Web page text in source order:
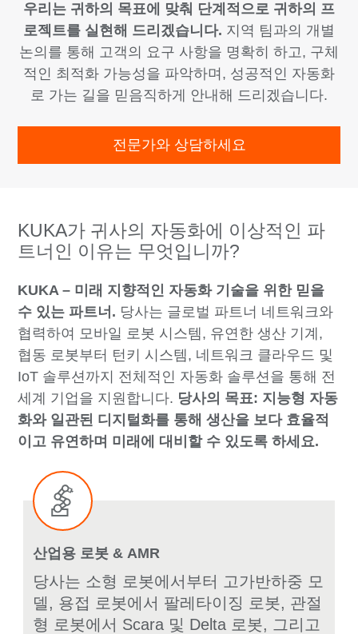
우리는 귀하의 목표에 맞춰 단계적으로 귀하의 프
로젝트를 실현해 드리겠습니다. 지역 팀과의 개별
논의를 통해 고객의 요구 사항을 명확히 하고, 구체
적인 최적화 가능성을 파악하며, 성공적인 자동화
로 가는 길을 믿음직하게 안내해 드리겠습니다.
전문가와 상담하세요
KUKA가 귀사의 자동화에 이상적인 파
트너인 이유는 무엇입니까?
KUKA – 미래 지향적인 자동화 기술을 위한 믿을
수 있는 파트너. 당사는 글로벌 파트너 네트워크와
협력하여 모바일 로봇 시스템, 유연한 생산 기계,
협동 로봇부터 턴키 시스템, 네트워크 클라우드 및
IoT 솔루션까지 전체적인 자동화 솔루션을 통해 전
세계 기업을 지원합니다. 당사의 목표: 지능형 자동
화와 일관된 디지털화를 통해 생산을 보다 효율적
이고 유연하며 미래에 대비할 수 있도록 하세요.
산업용 로봇 & AMR
당사는 소형 로봇에서부터 고가반하중 모
델, 용접 로봇에서 팔레타이징 로봇, 관절
형 로봇에서 Scara 및 Delta 로봇, 그리고